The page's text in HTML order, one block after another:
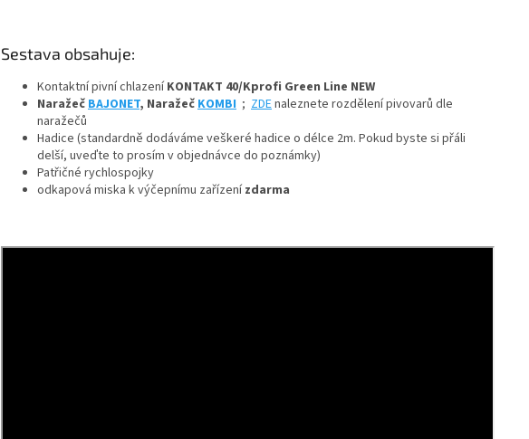
+ Dárek zdarma
+ Dárek zdarma
Sestava obsahuje:
Kontaktní pivní chlazeníKONTAKT 40/Kprofi Green Line NEW
NaražečBAJONET, NaražečKOMBI ; ZDEnaleznete rozdělení pivovarů dle
naražečů
Hadice (standardně dodáváme veškeré hadice o délce 2m. Pokud byste si přáli
delší, uveďte to prosím v objednávce do poznámky)
Patřičné rychlospojky
odkapová miska k výčepnímu zařízenízdarma